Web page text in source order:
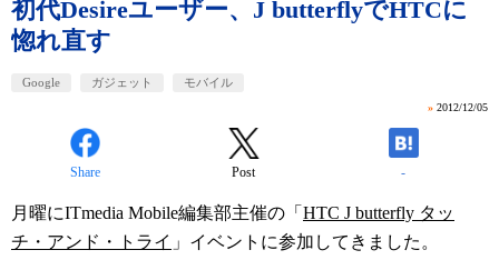
初代Desireユーザー、J butterflyでHTCに
惚れ直す
Google ガジェット モバイル
» 2012/12/05
Share Post -
月曜にITmedia Mobile編集部主催の「 HTC J butterfly タッ
チ・アンド・トライ 」イベントに参加してきました。